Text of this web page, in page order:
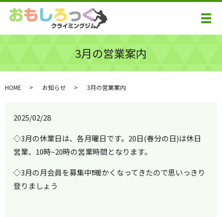
メ
3月の営業案内
HOME お知らせ 3月の営業案内
2025/02/28
◇3月の休業日は、各月曜日です。20日(春分の日)は休日
営業、10時~20時の営業時間となります。
◇3月の月会員を募集中❗️暖かくなってきたので思いっきり
登りましょう